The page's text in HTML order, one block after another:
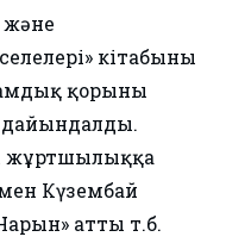
және
кітабының
қорының
жұртшылыққа
Күзембай
атты т.б.